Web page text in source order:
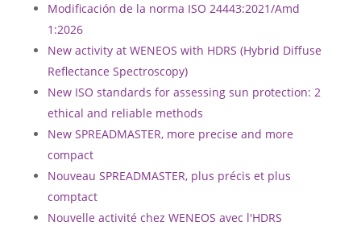
Modificación de la norma ISO 24443:2021/Amd
1:2026
New activity at WENEOS with HDRS (Hybrid Diffuse
Reflectance Spectroscopy)
New ISO standards for assessing sun protection: 2
ethical and reliable methods
New SPREADMASTER, more precise and more
compact
Nouveau SPREADMASTER, plus précis et plus
comptact
Nouvelle activité chez WENEOS avec l'HDRS